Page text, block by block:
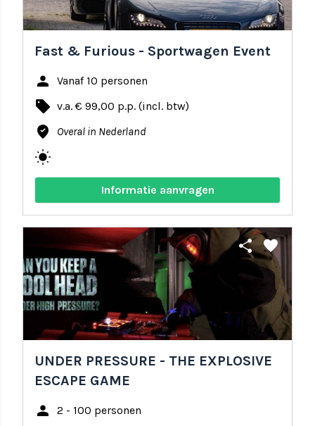
Fast & Furious - Sportwagen Event
person Vanaf 10 personen
local_offer v.a. € 99,00 p.p. (incl. btw)
where_to_vote Overal in Nederland
wb_sunny
Informatie aanvragen
share favorite
UNDER PRESSURE - THE EXPLOSIVE
ESCAPE GAME
person 2 - 100 personen